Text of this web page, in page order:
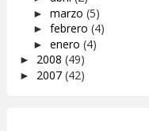
► marzo (5)
► febrero (4)
► enero (4)
► 2008 (49)
► 2007 (42)